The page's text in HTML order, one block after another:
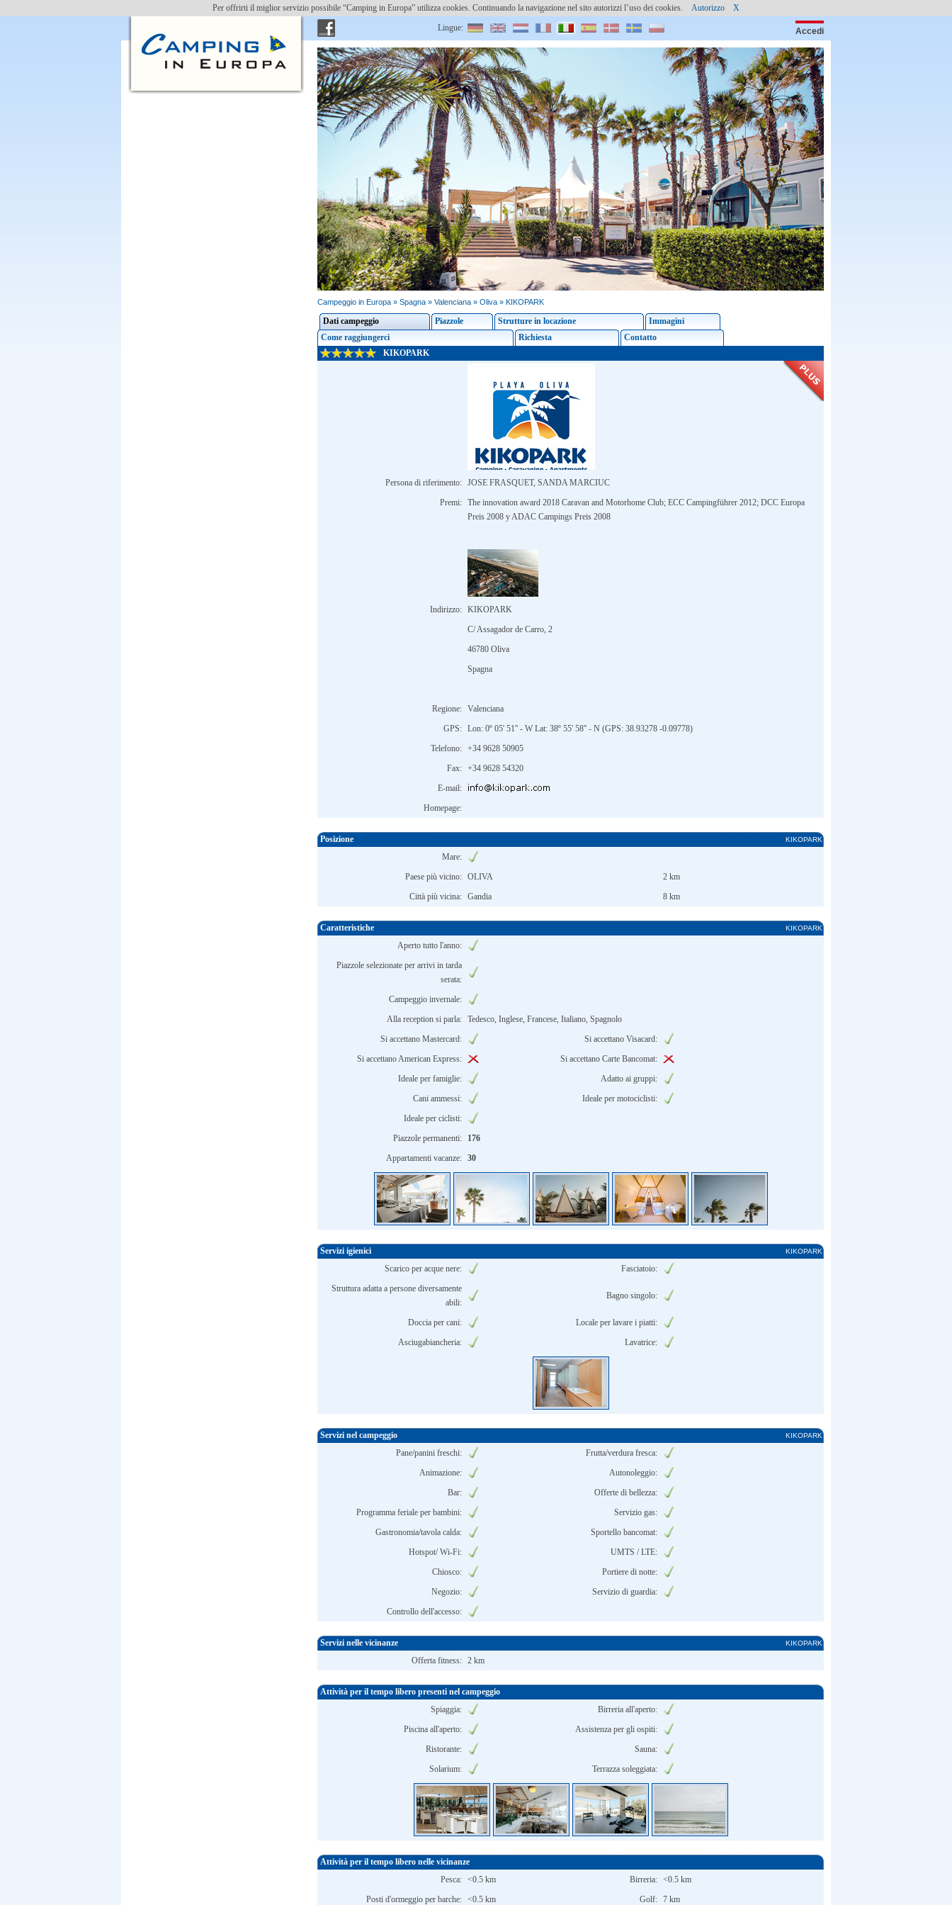
Per offrirti il miglior servizio possibile “Camping in Europa” utilizza cookies. Continuando la navigazione nel sito autorizzi l’uso dei cookies. Autorizzo
X
Lingue:
Accedi
Inserisci campeggio Password dimenticata? Password:
Campeggio in Europa » Spagna » Valenciana » Oliva » KIKOPARK
Dati campeggio Piazzole Strutture in locazione
Immagini
Come raggiungerci
Richiesta
Contatto
KIKOPARK
Persona di riferimento: JOSE FRASQUET, SANDA MARCIUC
Premi: The innovation award 2018 Caravan and Motorhome Club; ECC Campingführer 2012; DCC Europa
Preis 2008 y ADAC Campings Preis 2008
Indirizzo: KIKOPARK
C/ Assagador de Carro, 2
46780 Oliva
Spagna
Regione: Valenciana
GPS: Lon: 0º 05' 51'' - W Lat: 38º 55' 58'' - N (GPS: 38.93278 -0.09778)
Telefono: +34 9628 50905
Fax: +34 9628 54320
E-mail:
Homepage:
Posizione KIKOPARK
Mare:
Paese più vicino: OLIVA
2 km
Città più vicina: Gandia 8 km
Caratteristiche KIKOPARK
Aperto tutto l'anno:
Piazzole selezionate per arrivi in tarda
serata:
Campeggio invernale:
Alla reception si parla: Tedesco, Inglese, Francese, Italiano, Spagnolo
Si accettano Mastercard:
Si accettano Visacard:
Si accettano American Express:
Si accettano Carte Bancomat:
Ideale per famiglie:
Adatto ai gruppi:
Cani ammessi:
Ideale per motociclisti:
Ideale per ciclisti:
Piazzole permanenti:
176
Appartamenti vacanze: 30
Servizi igienici KIKOPARK
Scarico per acque nere:
Fasciatoio:
Struttura adatta a persone diversamente
abili:
Bagno singolo:
Doccia per cani:
Locale per lavare i piatti:
Asciugabiancheria:
Lavatrice:
Servizi nel campeggio KIKOPARK
Pane/panini freschi:
Frutta/verdura fresca:
Animazione:
Autonoleggio:
Bar:
Offerte di bellezza:
Programma feriale per bambini:
Servizio gas:
Gastronomia/tavola calda:
Sportello bancomat:
Hotspot/ Wi-Fi:
UMTS / LTE:
Chiosco:
Portiere di notte:
Negozio:
Servizio di guardia:
Controllo dell'accesso:
Servizi nelle vicinanze KIKOPARK
Offerta fitness: 2 km
Attività per il tempo libero presenti nel campeggio
Spiaggia:
Birreria all'aperto:
Piscina all'aperto:
Assistenza per gli ospiti:
Ristorante:
Sauna:
Solarium:
Terrazza soleggiata:
Attività per il tempo libero nelle vicinanze
Pesca: <0.5 km Birreria: <0.5 km
Posti d'ormeggio per barche: <0.5 km Golf: 7 km